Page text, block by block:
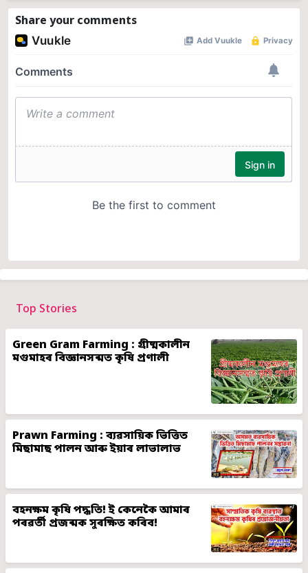
Share your comments
Top Stories
Green Gram Farming : গ্ৰীষ্মকালীন
মগুমাহৰ বিজ্ঞানসন্মত কৃষি প্ৰণালী
Prawn Farming : ব্যৱসায়িক ভিত্তিত
মিছামাছ পালন আৰু ইয়াৰ লাভালাভ
বহনক্ষম কৃষি পদ্ধতি! ই কেনেকৈ আমাৰ
পৰৱৰ্তী প্ৰজন্মক সুৰক্ষিত কৰিব!